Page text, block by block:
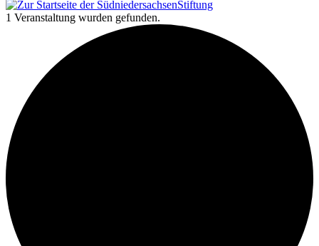
1 Veranstaltung wurden gefunden.